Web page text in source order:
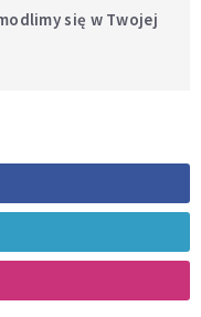
się w Twojej